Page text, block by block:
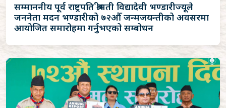
सम्माननीय पूर्व राष्ट्रपति श्रीमती विद्यादेवी भण्डारीज्यूले
जननेता मदन भण्डारीको ७२औँ जन्मजयन्तीको अवसरमा
आयोजित समारोहमा गर्नुभएको सम्बोधन